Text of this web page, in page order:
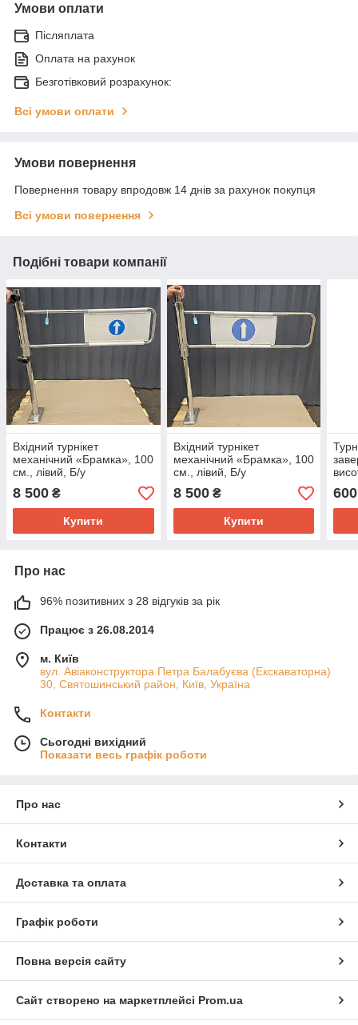
Умови оплати
Післяплата
Оплата на рахунок
Безготівковий розрахунок:
Всі умови оплати
Умови повернення
Повернення товару впродовж 14 днів за рахунок покупця
Всі умови повернення
Подібні товари компанії
Вхідний турнікет
механічний «Брамка», 100
см., лівий, Б/у
8 500 ₴
Купити
Вхідний турнікет
механічний «Брамка», 100
см., лівий, Б/у
8 500₴
Купити
мм.
600
Про нас
96% позитивних з 28 відгуків за рік
Працює з 26.08.2014
м. Київ
вул. Авіаконструктора Петра Балабуєва (Екскаваторна)
30, Святошинський район, Київ, Україна
Контакти
Сьогодні вихідний
Показати весь графік роботи
Про нас
Контакти
Доставка та оплата
Графік роботи
Повна версія сайту
Сайт створено на маркетплейсі Prom.ua